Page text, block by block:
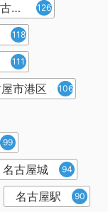
愛知県名古屋市 126
118
111
市港区 106
99
名古屋城 94
名古屋駅 90